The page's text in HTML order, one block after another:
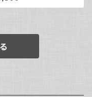
ツ 40s デッドストック フ
ャー付き ユーロヴィンテ